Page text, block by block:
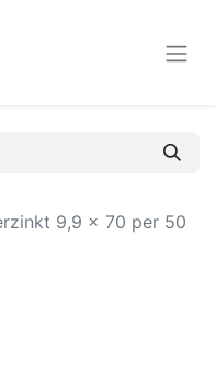
9,9 x 70 per 50